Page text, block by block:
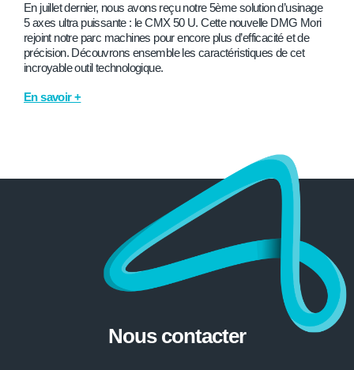
En juillet dernier, nous avons reçu notre 5ème solution d’usinage
5 axes ultra puissante : le CMX 50 U. Cette nouvelle DMG Mori
rejoint notre parc machines pour encore plus d’efficacité et de
précision. Découvrons ensemble les caractéristiques de cet
incroyable outil technologique.
En savoir +
Nous contacter